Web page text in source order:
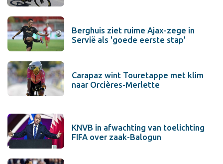
Berghuis ziet ruime Ajax-zege in
Servië als 'goede eerste stap'
Carapaz wint Touretappe met klim
naar Orcières-Merlette
KNVB in afwachting van toelichting
FIFA over zaak-Balogun